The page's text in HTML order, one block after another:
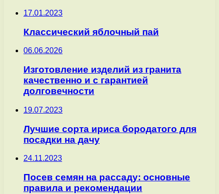
17.01.2023
Классический яблочный пай
06.06.2026
Изготовление изделий из гранита
качественно и с гарантией
долговечности
19.07.2023
Лучшие сорта ириса бородатого для
посадки на дачу
24.11.2023
Посев семян на рассаду: основные
правила и рекомендации